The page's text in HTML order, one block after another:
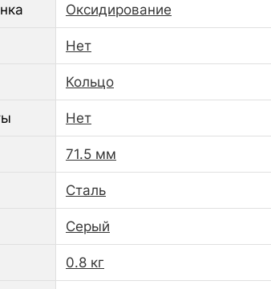
Оксидирование
Нет
Кольцо
Нет
71.5 мм
Сталь
Серый
0.8 кг